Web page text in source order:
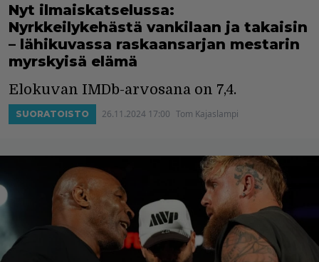
Nyt ilmaiskatselussa:
Nyrkkeilykehästä vankilaan ja takaisin
– lähikuvassa raskaansarjan mestarin
myrskyisä elämä
Elokuvan IMDb-arvosana on 7,4.
SUORATOISTO 26.11.2024 17:00 Tom Kajaslampi